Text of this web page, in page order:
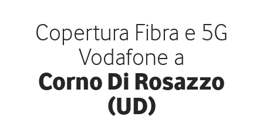
Copertura Fibra e 5G
Vodafone a
Corno Di Rosazzo
(UD)